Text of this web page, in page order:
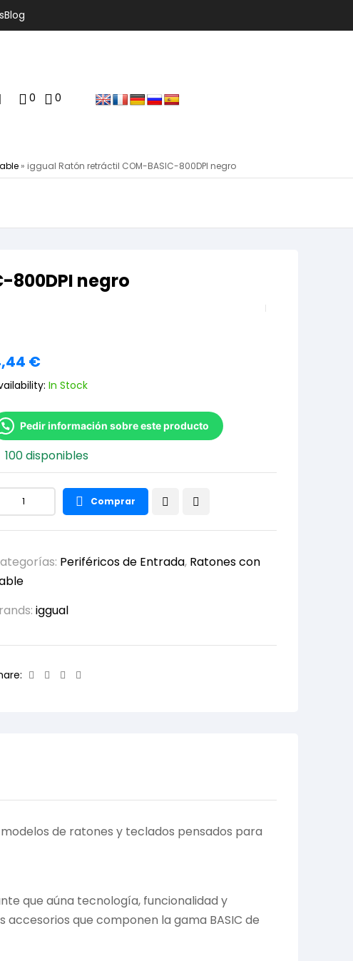
Blog
0 0
» iggual Ratón retráctil COM-BASIC-800DPI negro
800DPI negro
€
In Stock
Pedir información sobre este producto
100 disponibles
Comprar
Periféricos de Entrada, Ratones con
iggual
Facebook
TwitterLinkedin
de ratones y teclados pensados para
que aúna tecnología, funcionalidad y
que componen la gama BASIC de